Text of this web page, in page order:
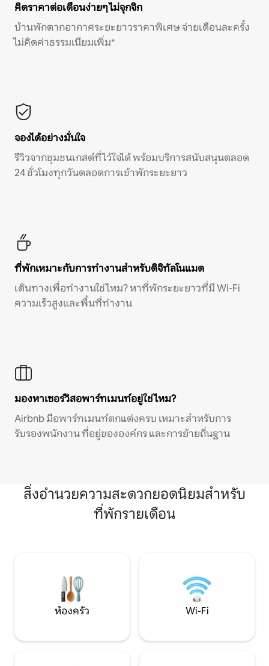
คิดราคาต่อเดือนง่ายๆ ไม่จุกจิก
บ้านพักตากอากาศระยะยาวราคาพิเศษ จ่ายเดือนละครั้ง
ไม่คิดค่าธรรมเนียมเพิ่ม*
จองได้อย่างมั่นใจ
รีวิวจากชุมชนเกสต์ที่ไว้ใจได้ พร้อมบริการสนับสนุนตลอด
24 ชั่วโมงทุกวันตลอดการเข้าพักระยะยาว
ที่พักเหมาะกับการทำงานสำหรับดิจิทัลโนแมด
เดินทางเพื่อทำงานใช่ไหม? หาที่พักระยะยาวที่มี Wi-Fi
ความเร็วสูงและพื้นที่ทำงาน
มองหาเซอร์วิสอพาร์ทเมนท์อยู่ใช่ไหม?
Airbnb มีอพาร์ทเมนท์ตกแต่งครบ เหมาะสำหรับการ
รับรองพนักงาน ที่อยู่ขององค์กร และการย้ายถิ่นฐาน
สิ่งอำนวยความสะดวกยอดนิยมสำหรับ
ที่พักรายเดือน
ห้องครัว Wi-Fi